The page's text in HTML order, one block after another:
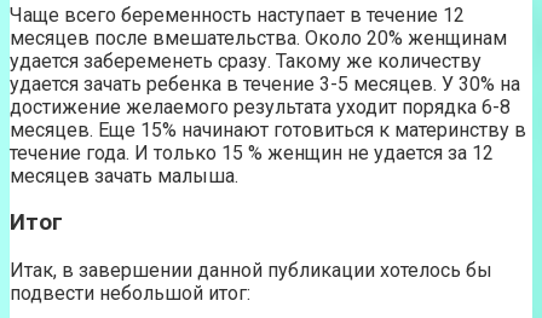
Чаще всего беременность наступает в течение 12
месяцев после вмешательства. Около 20% женщинам
удается забеременеть сразу. Такому же количеству
удается зачать ребенка в течение 3-5 месяцев. У 30% на
достижение желаемого результата уходит порядка 6-8
месяцев. Еще 15% начинают готовиться к материнству в
течение года. И только 15 % женщин не удается за 12
месяцев зачать малыша.
Итог
Итак, в завершении данной публикации хотелось бы
подвести небольшой итог: